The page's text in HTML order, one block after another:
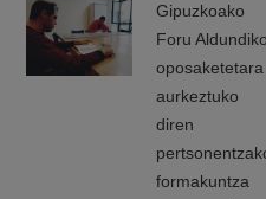
Gipuzkoako
Foru Aldundiko
oposaketetara
aurkeztuko
diren
formakuntza